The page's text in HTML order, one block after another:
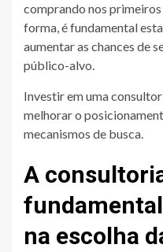
comprando nos
forma, é fundamental
aumentar as chances de
público-alvo.
Investir em uma
melhorar o
mecanismos de busca.
A
na escolha